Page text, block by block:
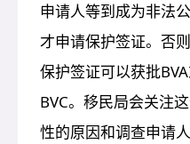
申请人等到成为非法
才申请保护签证。否
保护签证可以获批
BVC。移民局会关注
性的原因和调查申请